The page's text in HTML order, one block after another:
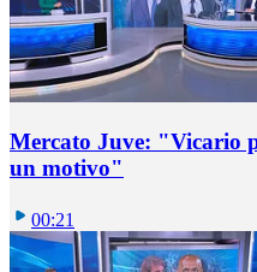
Mercato Juve: "Vicario
un motivo"
00:21